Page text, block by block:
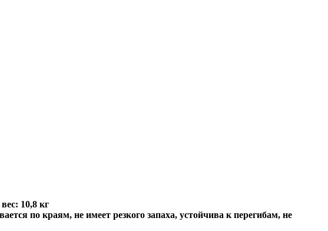
10,8 кг
по краям, не имеет резкого запаха, устойчива к перегибам, не